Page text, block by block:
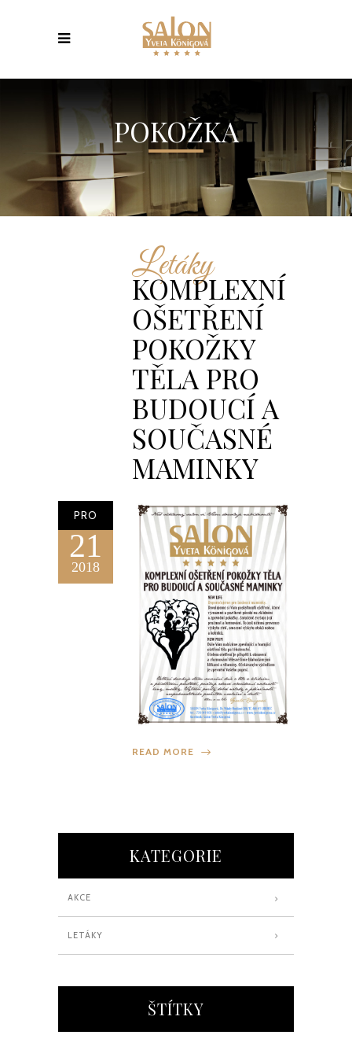
POKOŽKA
Letáky
KOMPLEXNÍ
OŠETŘENÍ
POKOŽKY
TĚLA PRO
BUDOUCÍ A
SOUČASNÉ
MAMINKY
PRO
21
2018
READ MORE
KATEGORIE
AKCE
LETÁKY
ŠTÍTKY